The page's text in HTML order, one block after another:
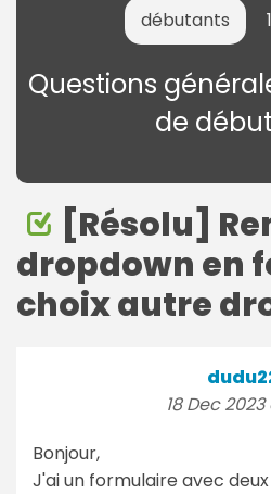
débutants
Questions
de
[Résolu]
dropdown en
choix autre
18 Dec 2023
Bonjour,
J'ai un formulaire avec